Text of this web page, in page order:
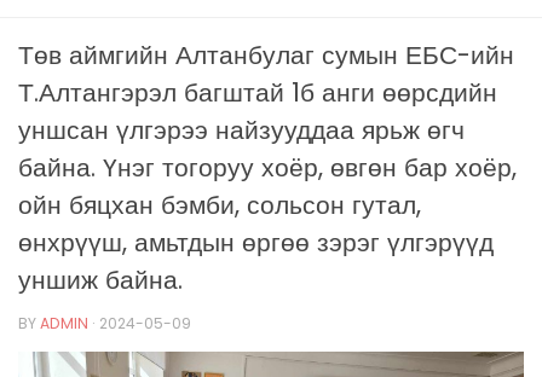
Төв аймгийн Алтанбулаг сумын ЕБС-ийн
Т.Алтангэрэл багштай 1б анги өөрсдийн
уншсан үлгэрээ найзууддаа ярьж өгч
байна. Үнэг тогоруу хоёр, өвгөн бар хоёр,
ойн бяцхан бэмби, сольсон гутал,
өнхрүүш, амьтдын өргөө зэрэг үлгэрүүд
уншиж байна.
BYADMIN · 2024-05-09